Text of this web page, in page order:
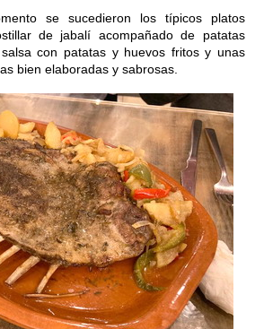
se sucedieron los típicos platos
de jabalí acompañado de patatas
con patatas y huevos fritos y unas
bien elaboradas y sabrosas.